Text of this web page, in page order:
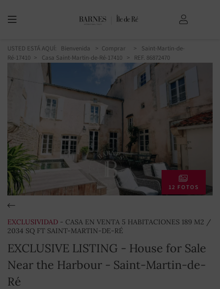
USTED ESTÁ AQUÍ: Bienvenida Comprar
Saint-Martin-de-
Ré-17410
Casa Saint-Martin-de-Ré-17410 > REF. 86872470
12 FOTOS
EXCLUSIVIDAD - CASA EN VENTA 5 HABITACIONES 189 M2 /
2034 SQ FT SAINT-MARTIN-DE-RÉ
EXCLUSIVE LISTING - House for Sale
Near the Harbour - Saint-Martin-de-
Ré